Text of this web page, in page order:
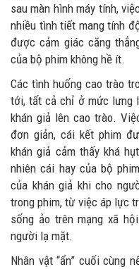
sau màn hình máy tính,
nhiều tình tiết mang tính
được cảm giác căng
của bộ phim không hề ít.
Các tình huống cao trào
tới, tất cả chỉ ở mức lưng
khán giả lên cao trào.
đơn giản, cái kết phim
khán giả cảm thấy khá
nhiên cái hay của bộ
của khán giả khi cho
trong phim, từ việc áp lực
sống ảo trên mạng xã
người lạ mặt.
Nhân vật “ẩn” cuối cùng